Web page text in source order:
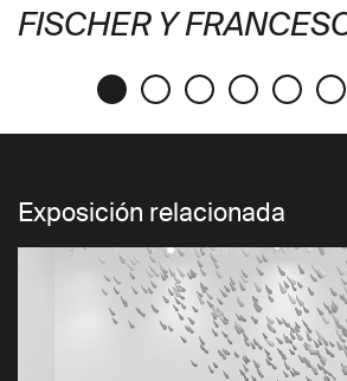
FISCHER Y
Exposición relacionada